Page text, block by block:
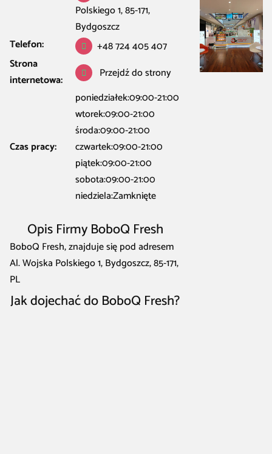
Polskiego 1, 85-171,
Bydgoszcz
Telefon:
+48 724 405 407
Strona
internetowa:
Przejdź do strony
Czas pracy:
poniedziałek:09:00-21:00
wtorek:09:00-21:00
środa:09:00-21:00
czwartek:09:00-21:00
piątek:09:00-21:00
sobota:09:00-21:00
niedziela:Zamknięte
Opis Firmy BoboQ Fresh
BoboQ Fresh, znajduje się pod adresem
Al. Wojska Polskiego 1, Bydgoszcz, 85-171,
PL
Jak dojechać do BoboQ Fresh?